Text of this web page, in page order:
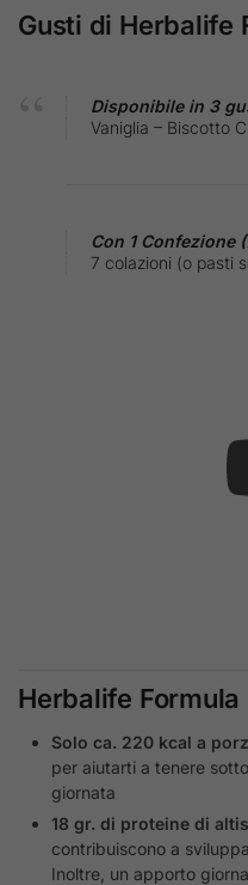
Gusti di Herbalife
Disponibile in 3
Vaniglia – Biscotto
Con 1 Confezione
7 colazioni (o pasti
Herbalife Formula
Solo ca. 220 kcal a
per aiutarti a tenere
giornata
18 gr. di proteine di
contribuiscono a
Inoltre, un apporto